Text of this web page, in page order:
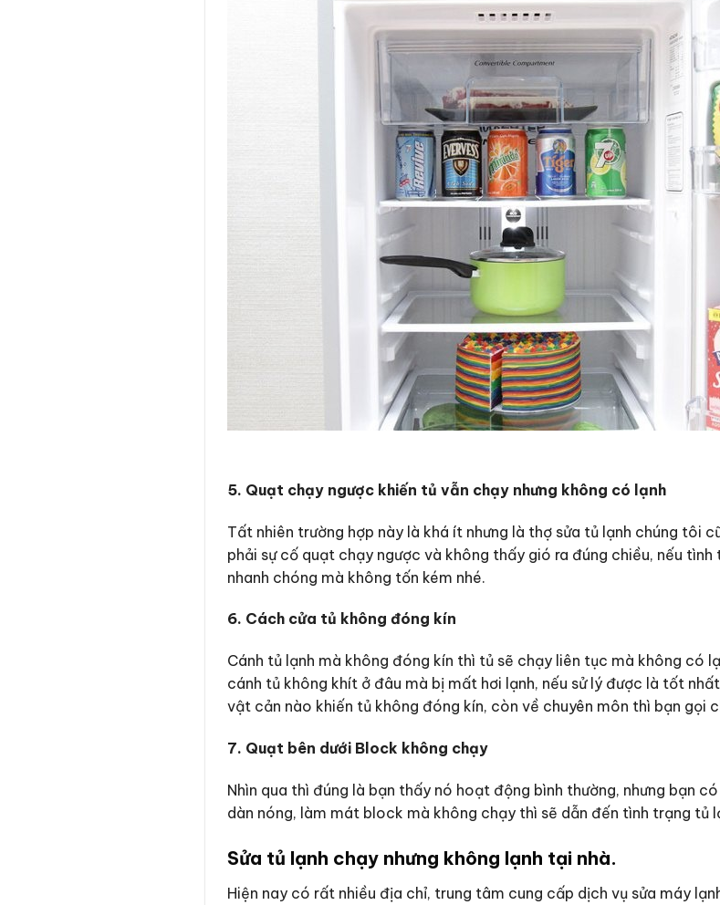
5. Quạt chạy ngược khiến tủ vẫn chạy nhưng không có lạnh
Tất nhiên trường hợp này là khá ít nhưng là thợ sửa tủ lạnh chúng tôi
phải sự cố quạt chạy ngược và không thấy gió ra đúng chiều, nếu
nhanh chóng mà không tốn kém nhé.
6. Cách cửa tủ không đóng kín
Cánh tủ lạnh mà không đóng kín thì tủ sẽ chạy liên tục mà không có
cánh tủ không khít ở đâu mà bị mất hơi lạnh, nếu sử lý được là tốt
vật cản nào khiến tủ không đóng kín, còn về chuyên môn thì bạn gọi
7. Quạt bên dưới Block không chạy
Nhìn qua thì đúng là bạn thấy nó hoạt động bình thường, nhưng bạn
dàn nóng, làm mát block mà không chạy thì sẽ dẫn đến tình trạng tủ
Sửa tủ lạnh chạy nhưng không lạnh tại nhà.
Hiện nay có rất nhiều địa chỉ, trung tâm cung cấp dịch vụ sửa máy